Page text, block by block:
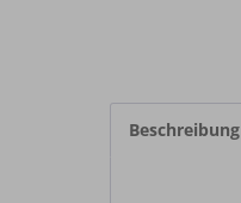
Beschreibung